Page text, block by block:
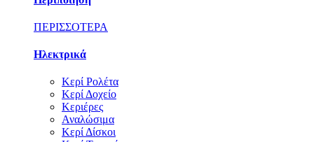
ΠΕΡΙΣΣΟΤΕΡΑ
Ηλεκτρικά
Κερί Ρολέτα
Κερί Δοχείο
Κεριέρες
Αναλώσιμα
Κερί Δίσκοι